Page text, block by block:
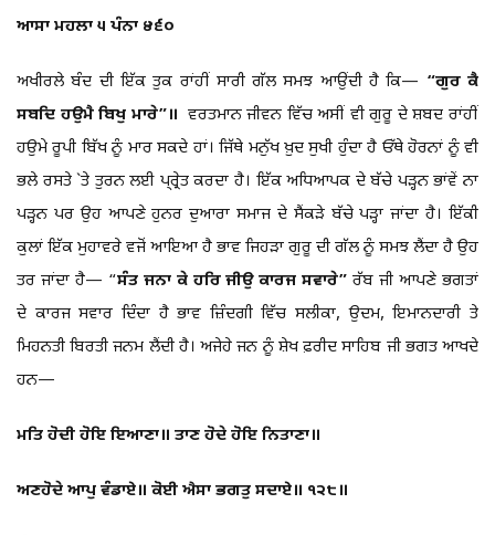
ਆਸਾ ਮਹਲਾ ੫ ਪੰਨਾ ੪੬੦
ਅਖੀਰਲੇ ਬੰਦ ਦੀ ਇੱਕ ਤੁਕ ਰਾਂਹੀਂ ਸਾਰੀ ਗੱਲ ਸਮਝ ਆਉਂਦੀ ਹੈ ਕਿ— “ਗੁਰ ਕੈ
ਸਬਦਿ ਹਉਮੈ ਬਿਖੁ ਮਾਰੇ”॥ ਵਰਤਮਾਨ ਜੀਵਨ ਵਿੱਚ ਅਸੀਂ ਵੀ ਗੁਰੂ ਦੇ ਸ਼ਬਦ ਰਾਂਹੀਂ
ਹਉਮੇ ਰੂਪੀ ਬਿੱਖ ਨੂੰ ਮਾਰ ਸਕਦੇ ਹਾਂ। ਜਿੱਥੇ ਮਨੁੱਖ ਖ਼ੁਦ ਸੁਖੀ ਹੁੰਦਾ ਹੈ ਓੱਥੇ ਹੋਰਨਾਂ ਨੂੰ ਵੀ
ਭਲੇ ਰਸਤੇ `ਤੇ ਤੁਰਨ ਲਈ ਪ੍ਰ੍ਰੇਤ ਕਰਦਾ ਹੈ। ਇੱਕ ਅਧਿਆਪਕ ਦੇ ਬੱਚੇ ਪੜ੍ਹਨ ਭਾਂਵੇਂ ਨਾ
ਪੜ੍ਹਨ ਪਰ ਉਹ ਆਪਣੇ ਹੁਨਰ ਦੁਆਰਾ ਸਮਾਜ ਦੇ ਸੈਂਕੜੇ ਬੱਚੇ ਪੜ੍ਹਾ ਜਾਂਦਾ ਹੈ। ਇੱਕੀ
ਕੁਲਾਂ ਇੱਕ ਮੁਹਾਵਰੇ ਵਜੋਂ ਆਇਆ ਹੈ ਭਾਵ ਜਿਹੜਾ ਗੁਰੂ ਦੀ ਗੱਲ ਨੂੰ ਸਮਝ ਲੈਂਦਾ ਹੈ ਉਹ
ਤਰ ਜਾਂਦਾ ਹੈ— “ਸੰਤ ਜਨਾ ਕੇ ਹਰਿ ਜੀਉ ਕਾਰਜ ਸਵਾਰੇ” ਰੱਬ ਜੀ ਆਪਣੇ ਭਗਤਾਂ
ਦੇ ਕਾਰਜ ਸਵਾਰ ਦਿੰਦਾ ਹੈ ਭਾਵ ਜ਼ਿੰਦਗੀ ਵਿੱਚ ਸਲੀਕਾ, ਉਦਮ, ਇਮਾਨਦਾਰੀ ਤੇ
ਮਿਹਨਤੀ ਬਿਰਤੀ ਜਨਮ ਲੈਂਦੀ ਹੈ। ਅਜੇਹੇ ਜਨ ਨੂੰ ਸ਼ੇਖ ਫ਼ਰੀਦ ਸਾਹਿਬ ਜੀ ਭਗਤ ਆਖਦੇ
ਹਨ—
ਮਤਿ ਹੋਦੀ ਹੋਇ ਇਆਣਾ॥ ਤਾਣ ਹੋਦੇ ਹੋਇ ਨਿਤਾਣਾ॥
ਅਣਹੋਦੇ ਆਪੁ ਵੰਡਾਏ॥ ਕੋਈ ਐਸਾ ਭਗਤੁ ਸਦਾਏ॥ ੧੨੮॥